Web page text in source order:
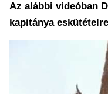
Az alábbi videóban
kapitánya